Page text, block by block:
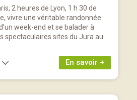
2 heures de Lyon, 1 h 30 de
vivre une véritable randonnée
week-end et se balader à
spectaculaires sites du Jura au
En savoir +